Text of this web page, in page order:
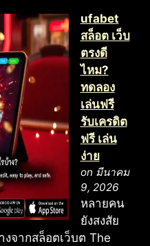
ufabet
สล็อต เว็บ
ตรงดี
ไหม?
ทดลอง
เล่นฟรี
รับเครดิต
ฟรี เล่น
ง่าย
on มีนาคม
9, 2026
หลายคน
ยังสงสัย
จากสล็อตเว็บต The